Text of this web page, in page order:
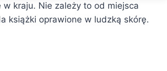
kraju. Nie zależy to od miejsca
książki oprawione w ludzką skórę.